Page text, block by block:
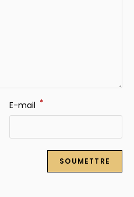
E-mail *